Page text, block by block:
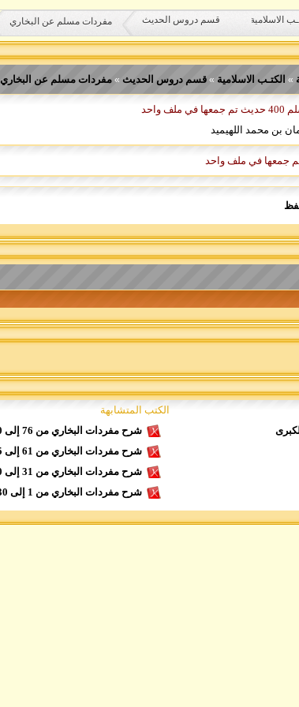
الاسلامية قسم دروس الحديث مفردات مسلم عن البخاري
» الكتـب الاسلامية » قسم دروس الحديث » مفردات مسلم عن البخاري
واحد
بن محمد اللهيميد
الكتب المتشابهة
شرح مفردات البخاري من 76 إلى 90
شرح مفردات البخاري من 61 إلى 75
شرح مفردات البخاري من 31 إلى 60
شرح مفردات البخاري من 1 إلى 30